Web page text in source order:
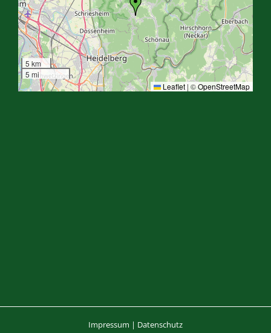
5 km
5 mi
Leaflet | ©OpenStreetMap
Impressum | Datenschutz